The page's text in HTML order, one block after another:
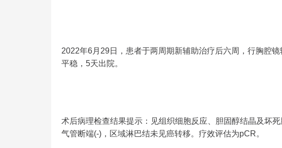
2022年6月29日，患者于两周期新辅助治疗后六周，行胸腔
平稳，5天出院。
术后病理检查结果提示：见组织细胞反应、胆固醇结晶及坏
气管断端(-)，区域淋巴结未见癌转移。疗效评估为pCR。